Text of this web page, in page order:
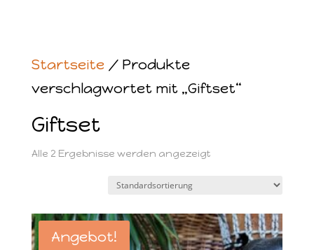
Startseite/ Produkte
verschlagwortet mit „Giftset“
Giftset
Alle 2 Ergebnisse werden angezeigt
Angebot!